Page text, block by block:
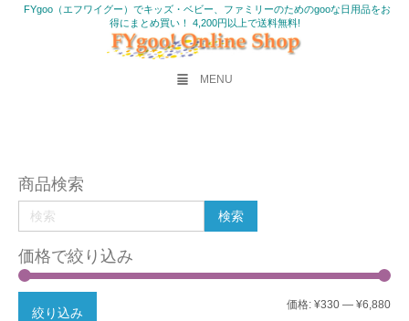
FYgoo（エフワイグー）でキッズ・ベビー、ファミリーのためのgooな日用品をお
得にまとめ買い！ 4,200円以上で送料無料!
MENU
商品検索
価格で絞り込み
最
最
絞り込み
価格: ¥330 — ¥6,880